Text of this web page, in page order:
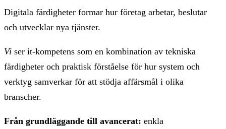
Digitala färdigheter formar hur företag arbetar, beslutar
och utvecklar nya tjänster.
Vi ser it-kompetens som en kombination av tekniska
färdigheter och praktisk förståelse för hur system och
verktyg samverkar för att stödja affärsmål i olika
branscher.
Från grundläggande till avancerat: enkla